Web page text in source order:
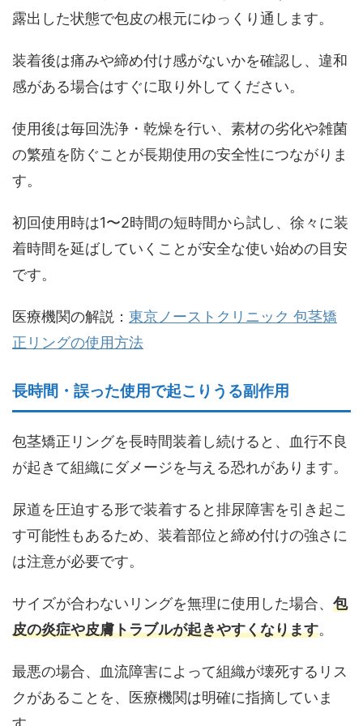
露出した状態で包皮の根元にゆっくり通します。
装着後は痛みや締め付け感がないかを確認し、違和
感がある場合はすぐに取り外してください。
使用後は毎回洗浄・乾燥を行い、素材の劣化や雑菌
の繁殖を防ぐことが長期使用の安全性につながりま
す。
初回使用時は1〜2時間の短時間から試し、徐々に装
着時間を延ばしていくことが安全な使い始めの目安
です。
医療機関の解説： 東京ノーストクリニック 包茎矯
正リングの使用方法
長時間・誤った使用で起こりうる副作用
包茎矯正リングを長時間装着し続けると、血行不良
が起きて組織にダメージを与える恐れがあります。
尿道を圧迫する形で装着すると排尿障害を引き起こ
す可能性もあるため、装着部位と締め付けの強さに
は注意が必要です。
サイズが合わないリングを無理に使用した場合、 包
皮の炎症や皮膚トラブルが起きやすくなります。
最悪の場合、血流障害によって組織が壊死するリス
クがあることを、医療機関は明確に指摘していま